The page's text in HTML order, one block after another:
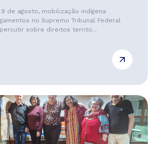
9 de agosto, mobilização indígena
no Supremo Tribunal Federal
sobre direitos territo...